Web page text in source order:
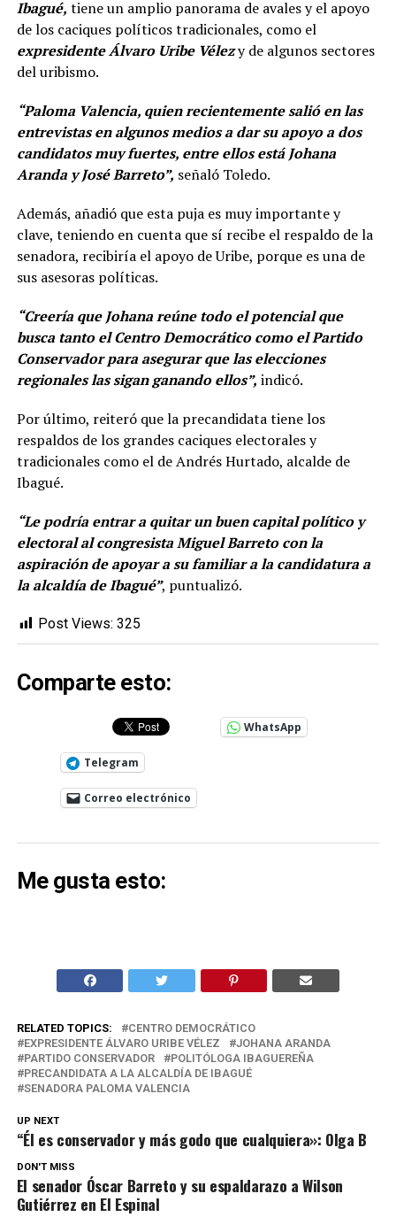
Ibagué, tiene un amplio panorama de avales y el apoyo
de los caciques políticos tradicionales, como el
expresidente Álvaro Uribe Vélezy de algunos sectores
del uribismo.
“Paloma Valencia, quien recientemente salió en las
entrevistas en algunos medios a dar su apoyo a dos
candidatos muy fuertes, entre ellos está Johana
Aranda y José Barreto”, señaló Toledo.
Además, añadió que esta puja es muy importante y
clave, teniendo en cuenta que sí recibe el respaldo de la
senadora, recibiría el apoyo de Uribe, porque es una de
sus asesoras políticas.
“Creería que Johana reúne todo el potencial que
busca tanto el Centro Democrático como el Partido
Conservador para asegurar que las elecciones
regionales las sigan ganando ellos”, indicó.
Por último, reiteró que la precandidata tiene los
respaldos de los grandes caciques electorales y
tradicionales como el de Andrés Hurtado, alcalde de
Ibagué.
“Le podría entrar a quitar un buen capital político y
electoral al congresista Miguel Barreto con la
aspiración de apoyar a su familiar a la candidatura a
la alcaldía de Ibagué”, puntualizó.
Post Views: 325
Comparte esto:
WhatsApp
Telegram
Correo electrónico
Me gusta esto:
RELATED TOPICS:
CENTRO DEMOCRÁTICO
EXPRESIDENTE ÁLVARO URIBE VÉLEZ
JOHANA ARANDA
PARTIDO CONSERVADOR
POLITÓLOGA IBAGUEREÑA
PRECANDIDATA A LA ALCALDÍA DE IBAGUÉ
SENADORA PALOMA VALENCIA
UP NEXT
“Él es conservador y más godo que cualquiera»: Olga B
DON'T MISS
El senador Óscar Barreto y su espaldarazo a Wilson
Gutiérrez en El Espinal